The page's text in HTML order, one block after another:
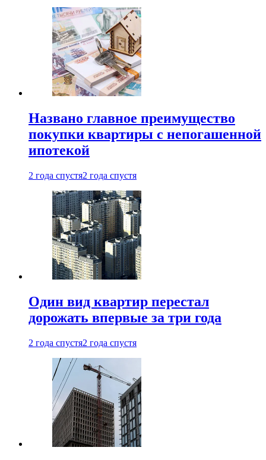
Названо главное преимущество
покупки квартиры с непогашенной
ипотекой
2 года спустя2 года спустя
Один вид квартир перестал
дорожать впервые за три года
2 года спустя2 года спустя